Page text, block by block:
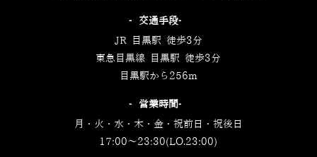
‐交通手段‐
JR 目黒駅 徒歩3分
東急目黒線 目黒駅 徒歩3分
目黒駅から256m
‐営業時間‐
月・火・水・木・金・祝前日・祝後日
17:00～23:30(LO.23:00)